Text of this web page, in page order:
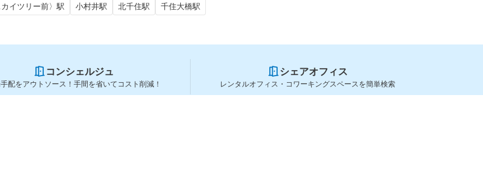
イツリー前〉駅 小村井駅 北千住駅 千住大橋駅
コンシェルジュ
配をアウトソース！手間を省いてコスト削減！
シェアオフィス
レンタルオフィス・コワーキングスペースを簡単検索